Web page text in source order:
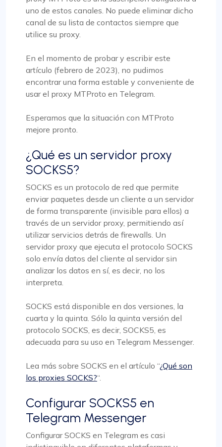
uno de estos canales. No puede eliminar dicho
canal de su lista de contactos siempre que
utilice su proxy.
En el momento de probar y escribir este
artículo (febrero de 2023), no pudimos
encontrar una forma estable y conveniente de
usar el proxy MTProto en Telegram.
Esperamos que la situación con MTProto
mejore pronto.
¿Qué es un servidor proxy
SOCKS5?
SOCKS es un protocolo de red que permite
enviar paquetes desde un cliente a un servidor
de forma transparente (invisible para ellos) a
través de un servidor proxy, permitiendo así
utilizar servicios detrás de firewalls. Un
servidor proxy que ejecuta el protocolo SOCKS
solo envía datos del cliente al servidor sin
analizar los datos en sí, es decir, no los
interpreta.
SOCKS está disponible en dos versiones, la
cuarta y la quinta. Sólo la quinta versión del
protocolo SOCKS, es decir, SOCKS5, es
adecuada para su uso en Telegram Messenger.
Lea más sobre SOCKS en el artículo “¿Qué son
los proxies SOCKS?“.
Configurar SOCKS5 en
Telegram Messenger
Configurar SOCKS en Telegram es casi